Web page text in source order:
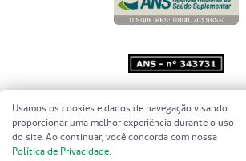
Copyright 2001 - 2026 Unimed do
Brasil - Todos os direitos reservados
Usamos os cookies e dados de navegação visando
proporcionar uma melhor experiência durante o uso
do site. Ao continuar, você concorda com nossa
Política de Privacidade.